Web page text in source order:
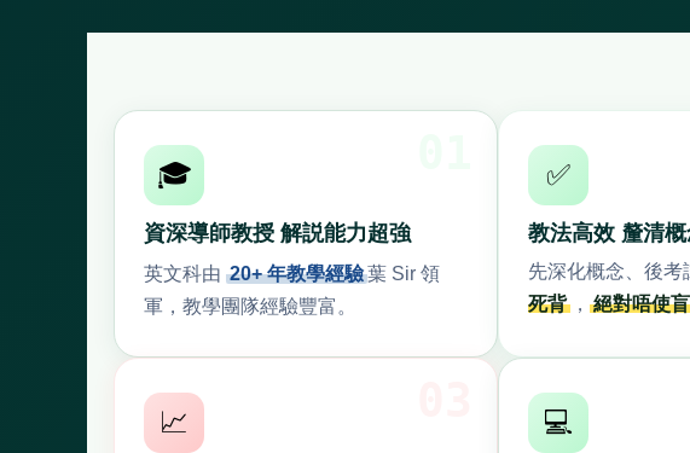
🎓
資深導師教授 解説能力超強
英文科由 20+ 年教學經驗葉 Sir 領
軍，教學團隊經驗豐富。
✅
教法高效 釐清
先深化概念、後考
死背 ， 絕對唔使
📈 💻